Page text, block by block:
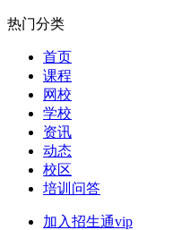
热门分类
首页
课程
网校
学校
资讯
动态
校区
培训问答
加入招生通vip